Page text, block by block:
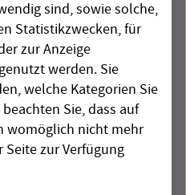
für
Messsystemen
Endkunden generiert. Die
Ihr Lieferant, ist dabei die
mit der Energienetze
Sie als unsere Kunden
das weitere Vorgehen
sind, sowie solche,
Statistikzwecken, für
zur Anzeige
werden. Sie
welche Kategorien Sie
Sie, dass auf
womöglich nicht mehr
zur Verfügung